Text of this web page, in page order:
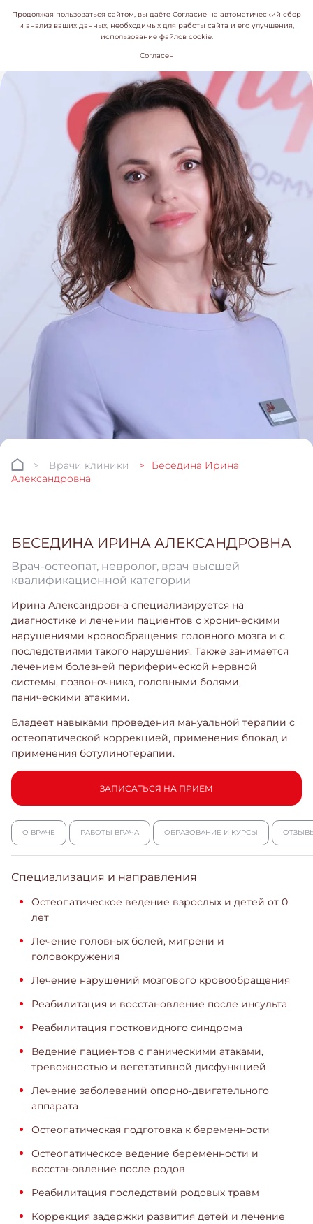
Врачи клиники
Беседина Ирина
Александровна
БЕСЕДИНА ИРИНА АЛЕКСАНДРОВНА
Врач-остеопат, невролог, врач высшей
квалификационной категории
Ирина Александровна специализируется на
диагностике и лечении пациентов с хроническими
нарушениями кровообращения головного мозга и с
последствиями такого нарушения. Также занимается
лечением болезней периферической нервной
системы, позвоночника, головными болями,
паническими атакими.
Владеет навыками проведения мануальной терапии с
остеопатической коррекцией, применения блокад и
применения ботулинотерапии.
ЗАПИСАТЬСЯ НА ПРИЕМ
О ВРАЧЕ РАБОТЫ ВРАЧА ОБРАЗОВАНИЕ И КУРСЫ
Специализация и направления
Остеопатическое ведение взрослых и детей от 0
лет
Лечение головных болей, мигрени и
головокружения
Лечение нарушений мозгового кровообращения
Реабилитация и восстановление после инсульта
Реабилитация постковидного синдрома
Ведение пациентов с паническими атаками,
тревожностью и вегетативной дисфункцией
Лечение заболеваний опорно-двигательного
аппарата
Остеопатическая подготовка к беременности
Остеопатическое ведение беременности и
восстановление после родов
Реабилитация последствий родовых травм
Коррекция задержки развития детей и лечение
Продолжая пользоваться сайтом, вы даёте Согласие на автоматический сбор
и анализ ваших данных, необходимых для работы сайта и его улучшения,
использование файлов cookie.
Согласен